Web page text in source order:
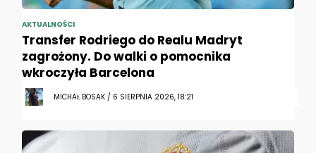
AKTUALNOŚCI
Transfer Rodriego do Realu Madryt
zagrożony. Do walki o pomocnika
wkroczyła Barcelona
MICHAŁ BOSAK / 6 SIERPNIA 2026, 18:21